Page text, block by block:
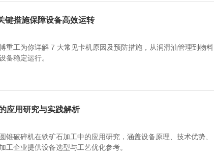
键措施保障设备高效运转
重工为你详解 7 大常见卡机原因及预防措施，从润滑油管理到物料
备稳定运行。
应用研究与实践解析
锥破碎机在铁矿石加工中的应用研究，涵盖设备原理、技术优势、
工企业提供设备选型与工艺优化参考。